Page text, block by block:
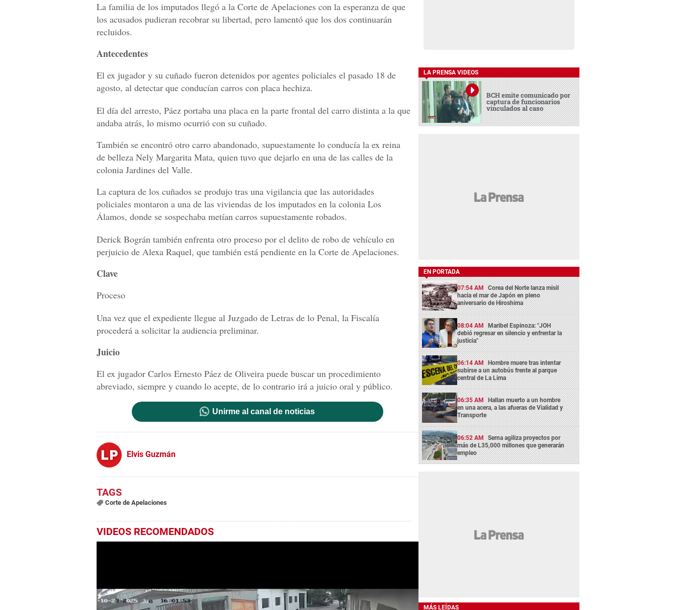
La familia de los imputados llegó a la Corte de Apelaciones con la esperanza de que
los acusados pudieran recobrar su libertad, pero lamentó que los dos continuarán
recluidos.
Antecedentes
El ex jugador y su cuñado fueron detenidos por agentes policiales el pasado 18 de
agosto, al detectar que conducían carros con placa hechiza.
El día del arresto, Páez portaba una placa en la parte frontal del carro distinta a la que
andaba atrás, lo mismo ocurrió con su cuñado.
También se encontró otro carro abandonado, supuestamente lo conducía la ex reina
de belleza Nely Margarita Mata, quien tuvo que dejarlo en una de las calles de la
colonia Jardines del Valle.
La captura de los cuñados se produjo tras una vigilancia que las autoridades
policiales montaron a una de las viviendas de los imputados en la colonia Los
Álamos, donde se sospechaba metían carros supuestamente robados.
Derick Bográn también enfrenta otro proceso por el delito de robo de vehículo en
perjuicio de Alexa Raquel, que también está pendiente en la Corte de Apelaciones.
Clave
Proceso
Una vez que el expediente llegue al Juzgado de Letras de lo Penal, la Fiscalía
procederá a solicitar la audiencia preliminar.
Juicio
El ex jugador Carlos Ernesto Páez de Oliveira puede buscar un procedimiento
abreviado, siempre y cuando lo acepte, de lo contrario irá a juicio oral y público.
Unirme al canal de noticias
Elvis Guzmán
Corte de Apelaciones
VIDEOS RECOMENDADOS
LA PRENSA VIDEOS
BCH emite comunicado por
captura de funcionarios
vinculados al caso
EN PORTADA
07:54 AM Corea del Norte lanza misil
hacia el mar de Japón en pleno
aniversario de Hiroshima
08:04 AM Maribel Espinoza: "JOH
debió regresar en silencio y enfrentar la
justicia"
06:14 AM Hombre muere tras intentar
subirse a un autobús frente al parque
central de La Lima
06:35 AM Hallan muerto a un hombre
en una acera, a las afueras de Vialidad y
Transporte
06:52 AM Serna agiliza proyectos por
más de L35,000 millones que generarán
empleo
MÁS LEÍDAS